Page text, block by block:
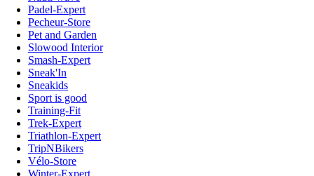
Padel-Expert
Pecheur-Store
Pet and Garden
Slowood Interior
Smash-Expert
Sneak'In
Sneakids
Sport is good
Training-Fit
Trek-Expert
Triathlon-Expert
TripNBikers
Vélo-Store